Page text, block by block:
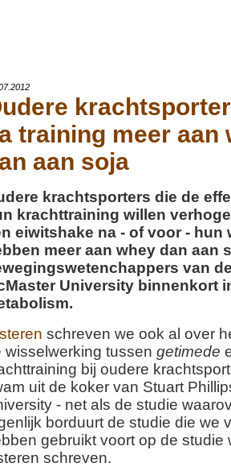
training meer aan
aan soja
krachtsporters die de
krachttraining willen
eiwitshake na - of voor - hun
meer aan whey dan aan
van
University binnenkort
schreven we ook al over
wisselwerking tussen getimede
bij oudere
uit de koker van Stuart
- net als de studie
borduurt de studie die we
gebruikt voort op de studie
schreven.